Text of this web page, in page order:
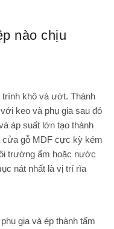
nào chịu
khô và ướt. Thành
keo và phụ gia sau đó
áp suất lớn tạo thành
cửa gỗ MDF cực kỳ kém
trường ẩm hoặc nước
nát nhất là vị trí rìa
gia và ép thành tấm